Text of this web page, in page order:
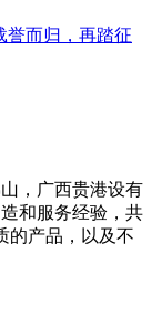
而归，再踏征
，广西贵港设有
和服务经验，共
的产品，以及不